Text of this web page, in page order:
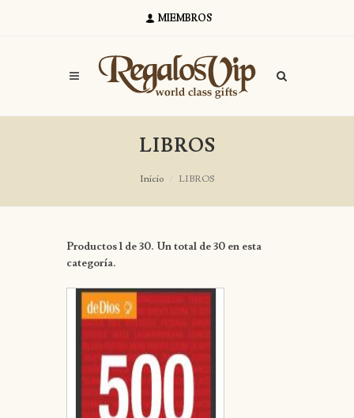
MIEMBROS
LIBROS
Inicio LIBROS
Productos 1 de 30. Un total de 30 en esta
categoría.